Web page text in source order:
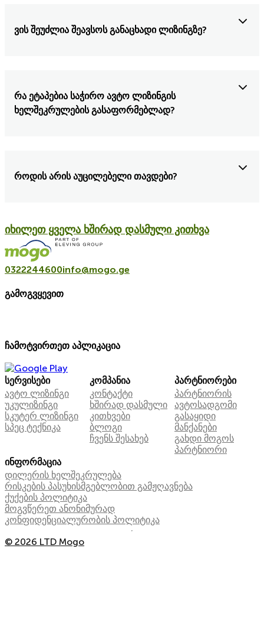
ვის შეუძლია შეავსოს განაცხადი ლიზინგზე?
რა ეტაპებია საჭირო ავტო ლიზინგის
ხელშეკრულების გასაფორმებლად?
როდის არის აუცილებელი თავდები?
იხილეთ ყველა ხშირად დასმული კითხვა
0322244600info@mogo.ge
გამოგვყევით
ჩამოტვირთეთ აპლიკაცია
სერვისები
ავტო ლიზინგი
უკულიზინგი
სკუტერ ლიზინგი
სპეც ტექნიკა
კომპანია
კონტაქტი
ხშირად დასმული
კითხვები
ბლოგი
ჩვენს შესახებ
პარტნიორები
პარტნიორის
ავტოსადგომი
გასაყიდი
მანქანები
გახდი მოგოს
პარტნიორი
ინფორმაცია
დილერის ხელშეკრულება
რისკების პასუხისმგებლობით გამჟღავნება
ქუქების პოლიტიკა
მოგვწერეთ ანონიმურად
კონფიდენციალურობის პოლიტიკა
© 2026 LTD Mogo